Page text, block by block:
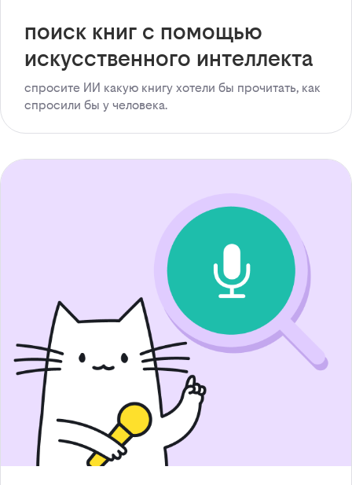
поиск книг с помощью
искусственного интеллекта
спросите ИИ какую книгу хотели бы прочитать, как
спросили бы у человека.